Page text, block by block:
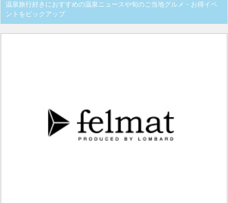
温泉旅行好きにおすすめの温泉ニュースや旬のご当地グルメ・お得イベ
ントをピックアップ